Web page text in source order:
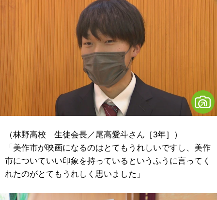
（林野高校 生徒会長／尾高愛斗さん［3年］）
「美作市が映画になるのはとてもうれしいですし、美作
市についていい印象を持っているというふうに言ってく
れたのがとてもうれしく思いました」